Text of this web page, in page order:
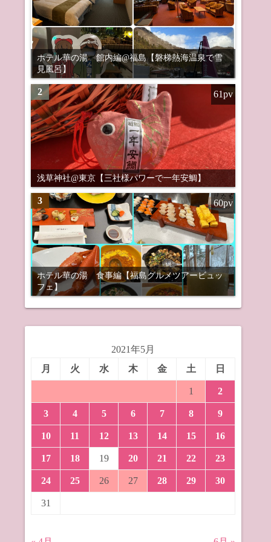
ホテル華の湯 館内編@福島【磐梯熱海温泉で雪
見風呂】
2
浅草神社@東京【三社様パワーで一年安鯛】
61pv
3
ホテル華の湯 食事編【福島グルメツアービュッ
フェ】
60pv
2021年5月
月
火 水 木 金 土 日
1 2
3 4 5 6 7 8 9
10 11 12 13 14 15 16
17 18 19 20 21 22 23
24 25 26 27 28 29 30
31